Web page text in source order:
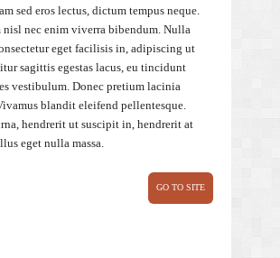
sed eros lectus, dictum tempus neque.
nisl nec enim viverra bibendum. Nulla
eget facilisis in, adipiscing ut
sagittis egestas lacus, eu tincidunt
vestibulum. Donec pretium lacinia
blandit eleifend pellentesque.
hendrerit ut suscipit in, hendrerit at
eget nulla massa.
GO TO SITE